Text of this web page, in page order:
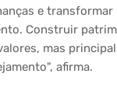
e transformar
Construir
mas
afirma.